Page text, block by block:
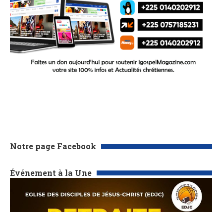
Notre page Facebook
Événement à la Une